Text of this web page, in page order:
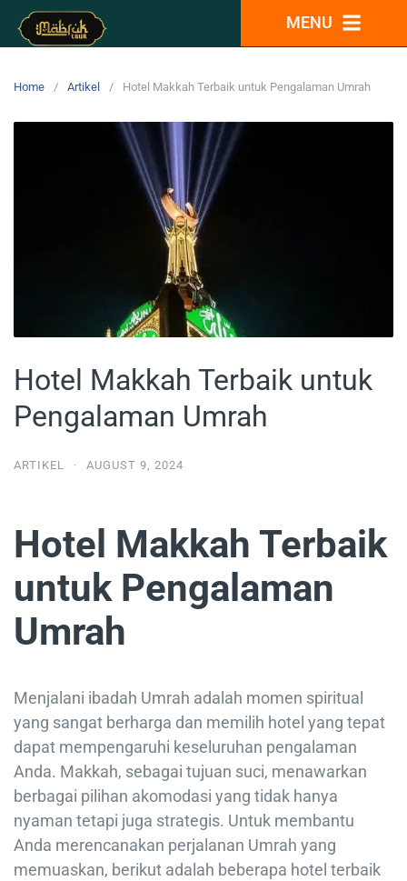
MENU
Home Artikel Hotel Makkah Terbaik untuk Pengalaman Umrah
Hotel Makkah Terbaik untuk
Pengalaman Umrah
ARTIKEL · AUGUST 9, 2024
Hotel Makkah Terbaik
untuk Pengalaman
Umrah
Menjalani ibadah Umrah adalah momen spiritual
yang sangat berharga dan memilih hotel yang tepat
dapat mempengaruhi keseluruhan pengalaman
Anda. Makkah, sebagai tujuan suci, menawarkan
berbagai pilihan akomodasi yang tidak hanya
nyaman tetapi juga strategis. Untuk membantu
Anda merencanakan perjalanan Umrah yang
memuaskan, berikut adalah beberapa hotel terbaik